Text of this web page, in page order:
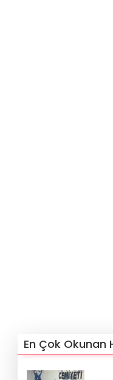
En Çok Okunan